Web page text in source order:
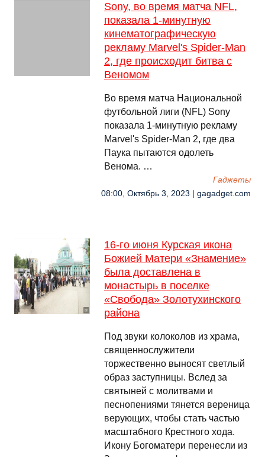
Sony, во время матча NFL,
показала 1-минутную
кинематографическую
рекламу Marvel's Spider-Man
2, где происходит битва с
Веномом
Во время матча Национальной
футбольной лиги (NFL) Sony
показала 1-минутную рекламу
Marvel's Spider-Man 2, где два
Паука пытаются одолеть
Венома. …
Гаджеты
08:00, Октябрь 3, 2023 | gagadget.com
16-го июня Курская икона
Божией Матери «Знамение»
была доставлена в
монастырь в поселке
«Свобода» Золотухинского
района
Под звуки колоколов из храма,
священнослужители
торжественно выносят светлый
образ заступницы. Вслед за
святыней с молитвами и
песнопениями тянется вереница
верующих, чтобы стать частью
масштабного Крестного хода.
Икону Богоматери перенесли из